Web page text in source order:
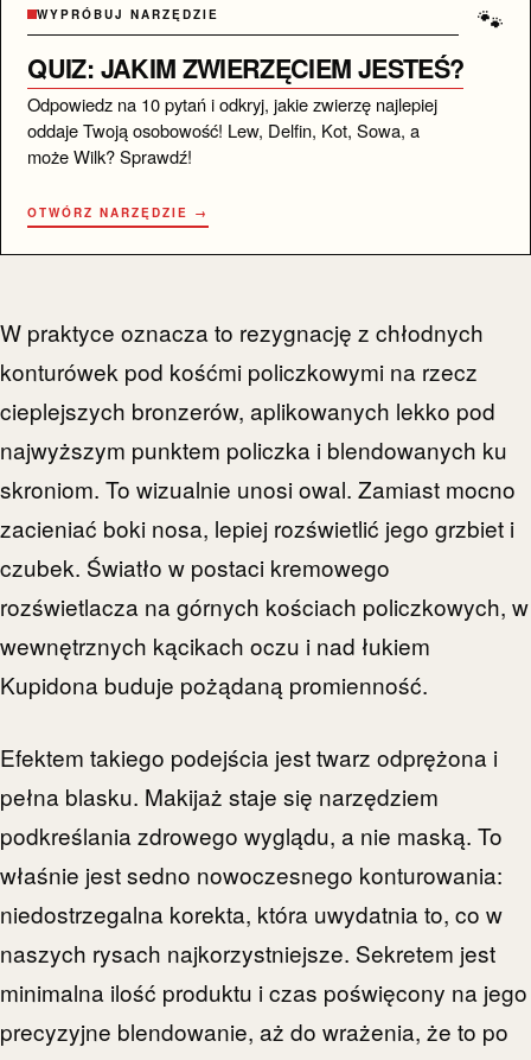
🐾
WYPRÓBUJ NARZĘDZIE
QUIZ: JAKIM ZWIERZĘCIEM JESTEŚ?
Odpowiedz na 10 pytań i odkryj, jakie zwierzę najlepiej
oddaje Twoją osobowość! Lew, Delfin, Kot, Sowa, a
może Wilk? Sprawdź!
OTWÓRZ NARZĘDZIE →
W praktyce oznacza to rezygnację z chłodnych
konturówek pod kośćmi policzkowymi na rzecz
cieplejszych bronzerów, aplikowanych lekko pod
najwyższym punktem policzka i blendowanych ku
skroniom. To wizualnie unosi owal. Zamiast mocno
zacieniać boki nosa, lepiej rozświetlić jego grzbiet i
czubek. Światło w postaci kremowego
rozświetlacza na górnych kościach policzkowych, w
wewnętrznych kącikach oczu i nad łukiem
Kupidona buduje pożądaną promienność.
Efektem takiego podejścia jest twarz odprężona i
pełna blasku. Makijaż staje się narzędziem
podkreślania zdrowego wyglądu, a nie maską. To
właśnie jest sedno nowoczesnego konturowania:
niedostrzegalna korekta, która uwydatnia to, co w
naszych rysach najkorzystniejsze. Sekretem jest
minimalna ilość produktu i czas poświęcony na jego
precyzyjne blendowanie, aż do wrażenia, że to po